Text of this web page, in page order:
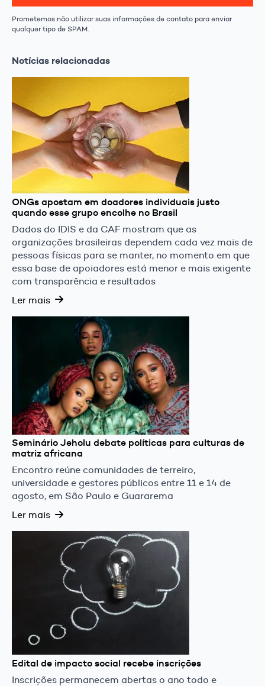
Prometemos não utilizar suas informações de contato para enviar
qualquer tipo de SPAM.
Notícias relacionadas
ONGs apostam em doadores individuais justo
quando esse grupo encolhe no Brasil
Dados do IDIS e da CAF mostram que as
organizações brasileiras dependem cada vez mais de
pessoas físicas para se manter, no momento em que
essa base de apoiadores está menor e mais exigente
com transparência e resultados
Ler mais
Seminário Jeholu debate políticas para culturas de
matriz africana
Encontro reúne comunidades de terreiro,
universidade e gestores públicos entre 11 e 14 de
agosto, em São Paulo e Guararema
Ler mais
Edital de impacto social recebe inscrições
Inscrições permanecem abertas o ano todo e